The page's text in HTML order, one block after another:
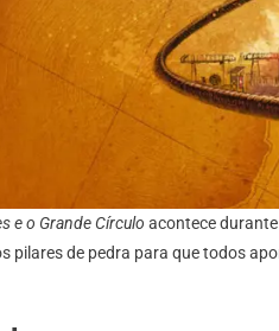
e o Grande Círculo acontece
pilares de pedra para que todos